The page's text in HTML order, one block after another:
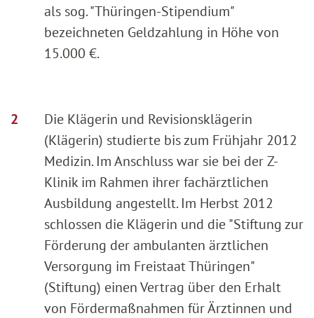
als sog. "Thüringen-Stipendium"
bezeichneten Geldzahlung in Höhe von
15.000 €.
Die Klägerin und Revisionsklägerin
(Klägerin) studierte bis zum Frühjahr 2012
Medizin. Im Anschluss war sie bei der Z-
Klinik im Rahmen ihrer fachärztlichen
Ausbildung angestellt. Im Herbst 2012
schlossen die Klägerin und die "Stiftung zur
Förderung der ambulanten ärztlichen
Versorgung im Freistaat Thüringen"
(Stiftung) einen Vertrag über den Erhalt
von Fördermaßnahmen für Ärztinnen und